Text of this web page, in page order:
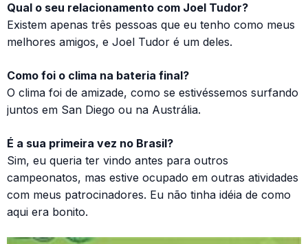
Qual o seu relacionamento com Joel Tudor?
Existem apenas três pessoas que eu tenho como meus
melhores amigos, e Joel Tudor é um deles.
Como foi o clima na bateria final?
O clima foi de amizade, como se estivéssemos surfando
juntos em San Diego ou na Austrália.
É a sua primeira vez no Brasil?
Sim, eu queria ter vindo antes para outros
campeonatos, mas estive ocupado em outras atividades
com meus patrocinadores. Eu não tinha idéia de como
aqui era bonito.